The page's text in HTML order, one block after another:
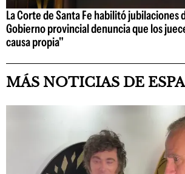
La Corte de Santa Fe habilitó jubilaciones
Gobierno provincial denuncia que los
causa propia"
MÁS NOTICIAS DE